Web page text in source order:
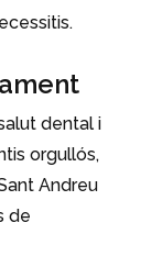
dental i
orgullós,
Andreu
de